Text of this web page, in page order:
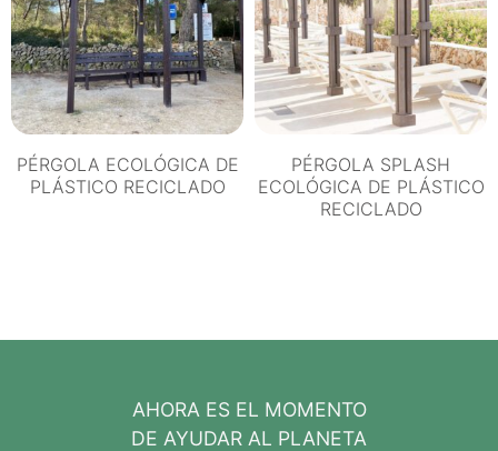
PÉRGOLA ECOLÓGICA DE
PLÁSTICO RECICLADO
PÉRGOLA SPLASH
ECOLÓGICA DE PLÁSTICO
RECICLADO
AHORA ES EL MOMENTO
DE AYUDAR AL PLANETA